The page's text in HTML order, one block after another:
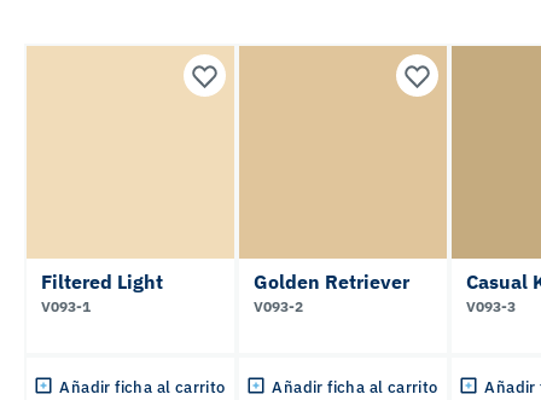
Filtered Light
V093-1
Añadir ficha al carrito
Golden Retriever
V093-2
Añadir ficha al carrito
Casual
V093-3
Añadir